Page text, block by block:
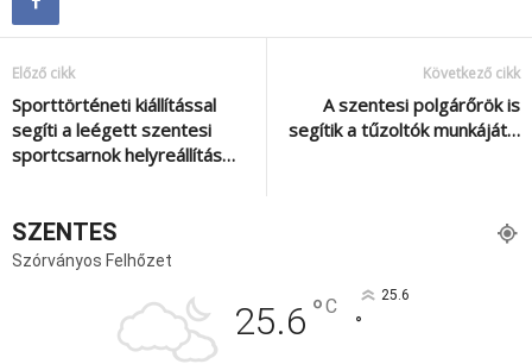
Előző cikk
Sporttörténeti kiállítással
segíti a leégett szentesi
sportcsarnok helyreállítás…
Következő cikk
A szentesi polgárőrök is
segítik a tűzoltók munkáját…
SZENTES
Szórványos Felhőzet
25.6 °C 25.6
°